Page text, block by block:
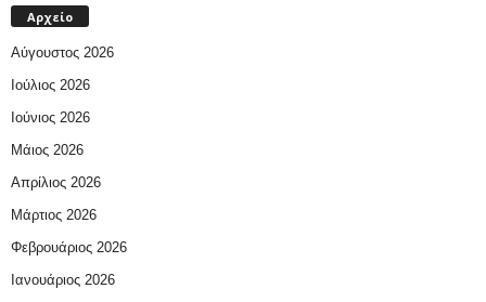
Αρχείο
Αύγουστος 2026
Ιούλιος 2026
Ιούνιος 2026
Μάιος 2026
Απρίλιος 2026
Μάρτιος 2026
Φεβρουάριος 2026
Ιανουάριος 2026